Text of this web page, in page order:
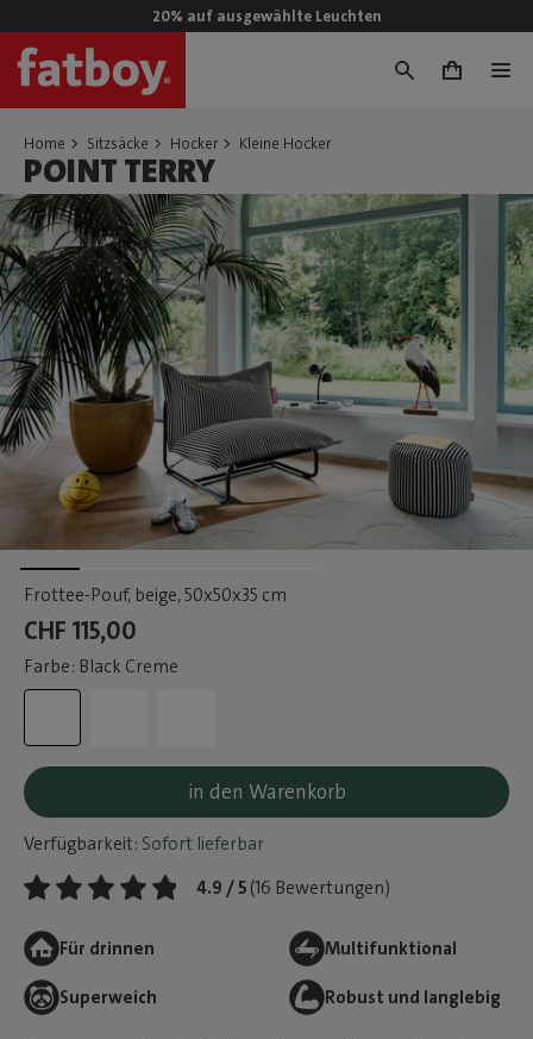
20% auf ausgewählte Leuchten
0
Home Sitzsäcke Hocker Kleine Hocker
POINT TERRY
Frottee-Pouf, beige, 50x50x35 cm
CHF 115,00
Farbe: Black Creme
in den Warenkorb
Verfügbarkeit: Sofort lieferbar
4.9 / 5 (16 Bewertungen)
Für drinnen Multifunktional
Superweich Robust und langlebig